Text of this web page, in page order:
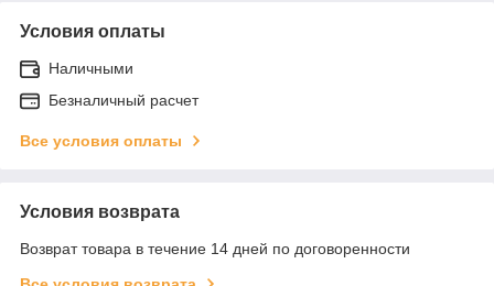
Условия оплаты
Наличными
Безналичный расчет
Все условия оплаты
Условия возврата
Возврат товара в течение 14 дней по договоренности